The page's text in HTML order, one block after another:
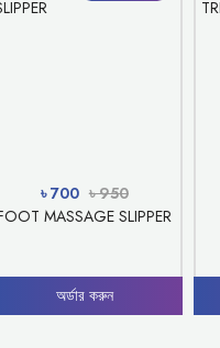
৳ 700 ৳ 950
MASSAGE SLIPPER
অর্ডার করুন